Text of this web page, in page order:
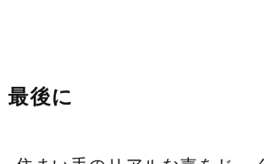
最後に